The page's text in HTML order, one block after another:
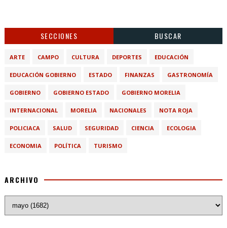
SECCIONES BUSCAR
ARTE CAMPO CULTURA DEPORTES EDUCACIÓN
EDUCACIÓN GOBIERNO ESTADO FINANZAS GASTRONOMÍA
GOBIERNO GOBIERNO ESTADO GOBIERNO MORELIA
INTERNACIONAL MORELIA NACIONALES NOTA ROJA
POLICIACA SALUD SEGURIDAD CIENCIA ECOLOGIA
ECONOMIA POLÍTICA TURISMO
ARCHIVO